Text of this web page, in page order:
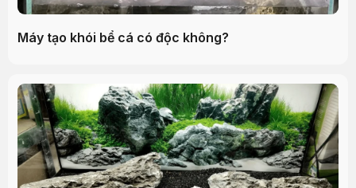
Máy tạo khói bể cá có độc không?